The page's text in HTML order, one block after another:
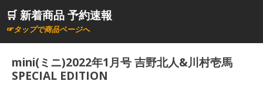
ン🛒 新着商品 予約速報
☞タップで商品ページへ
mini(ミニ)2022年1月号 吉野北人&川村壱馬
SPECIAL EDITION